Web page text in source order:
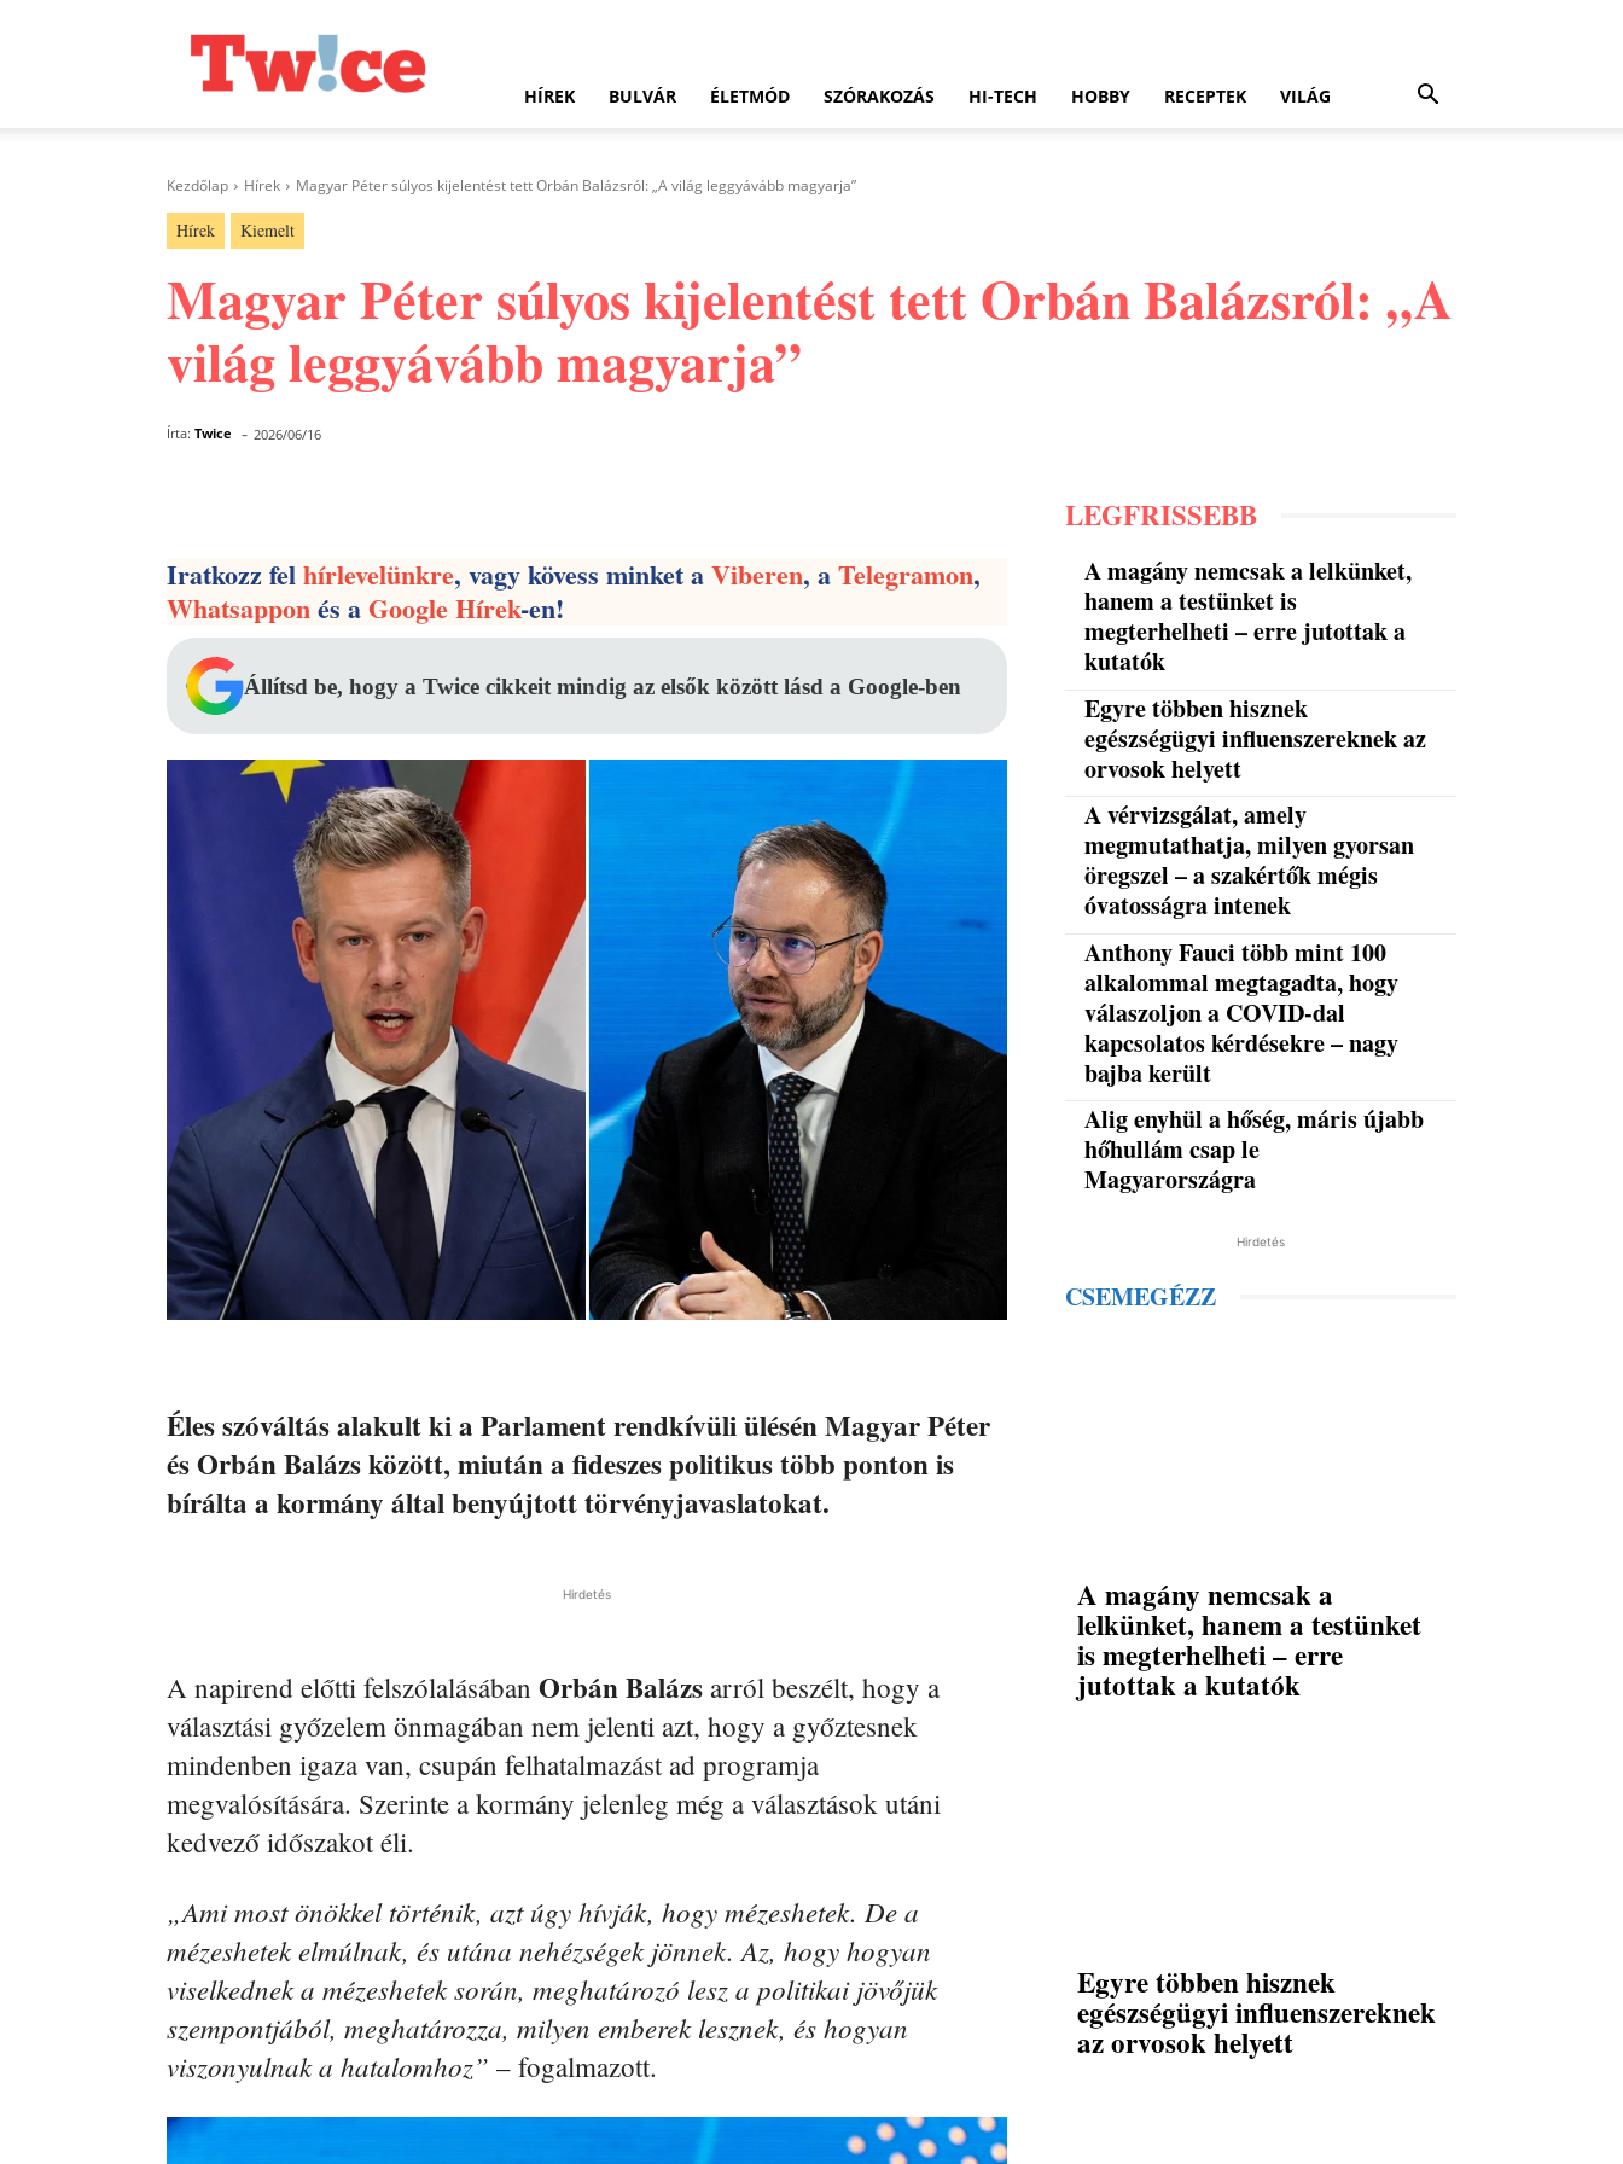
HÍREK BULVÁR ÉLETMÓD SZÓRAKOZÁS HI-TECH HOBBY RECEPTEK VILÁG
Kezdőlap Hírek Magyar Péter súlyos kijelentést tett Orbán Balázsról: „A világ leggyávább magyarja”
Hírek Kiemelt
Magyar Péter súlyos kijelentést tett Orbán Balázsról: „A
világ leggyávább magyarja”
Írta: Twice - 2026/06/16
Iratkozz felhírlevelünkre, vagy kövess minket aViberen, aTelegramon,
Whatsapponés aGoogle Hírek-en!
Állítsd be, hogy a Twice cikkeit mindig az elsők között lásd a Google-ben
Éles szóváltás alakult ki a Parlament rendkívüli ülésén Magyar Péter
és Orbán Balázs között, miután a fideszes politikus több ponton is
bírálta a kormány által benyújtott törvényjavaslatokat.
Hirdetés
A napirend előtti felszólalásában Orbán Balázs arról beszélt, hogy a
választási győzelem önmagában nem jelenti azt, hogy a győztesnek
mindenben igaza van, csupán felhatalmazást ad programja
megvalósítására. Szerinte a kormány jelenleg még a választások utáni
kedvező időszakot éli.
„Ami most önökkel történik, azt úgy hívják, hogy mézeshetek. De a
mézeshetek elmúlnak, és utána nehézségek jönnek. Az, hogy hogyan
viselkednek a mézeshetek során, meghatározó lesz a politikai jövőjük
szempontjából, meghatározza, milyen emberek lesznek, és hogyan
viszonyulnak a hatalomhoz” – fogalmazott.
LEGFRISSEBB
A magány nemcsak a lelkünket,
hanem a testünket is
megterhelheti – erre jutottak a
kutatók
Egyre többen hisznek
egészségügyi influenszereknek az
orvosok helyett
A vérvizsgálat, amely
megmutathatja, milyen gyorsan
öregszel – a szakértők mégis
óvatosságra intenek
Anthony Fauci több mint 100
alkalommal megtagadta, hogy
válaszoljon a COVID-dal
kapcsolatos kérdésekre – nagy
bajba került
Alig enyhül a hőség, máris újabb
hőhullám csap le
Magyarországra
Hirdetés
CSEMEGÉZZ
A magány nemcsak a
lelkünket, hanem a testünket
is megterhelheti – erre
jutottak a kutatók
Egyre többen hisznek
egészségügyi influenszereknek
az orvosok helyett